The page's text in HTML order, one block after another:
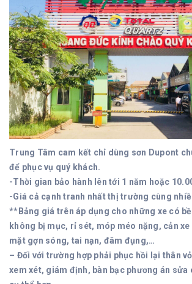
Trung Tâm cam kết chỉ dùng sơn Dupont
để phục vụ quý khách.
-Thời gian bảo hành lên tới 1 năm hoặc
-Giá cả cạnh tranh nhất thị trường cùng
**Bảng giá trên áp dụng cho những xe có
không bị mục, rỉ sét, móp méo nặng, cản xe
mặt gợn sóng, tai nạn, đâm đụng,…
– Đối với trường hợp phải phục hồi lại thân
xem xét, giám định, bàn bạc phương án sửa